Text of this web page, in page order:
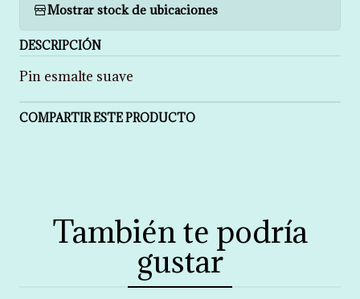
Mostrar stock de ubicaciones
DESCRIPCIÓN
Pin esmalte suave
COMPARTIR ESTE PRODUCTO
También te podría
gustar